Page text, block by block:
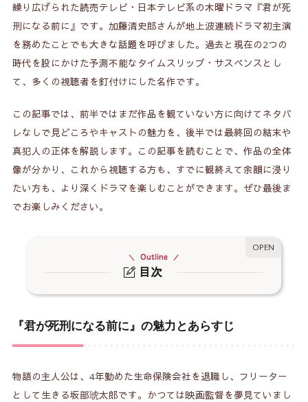
繰り広げられた読売テレビ・日本テレビ系の木曜ドラマ『君が死
刑になる前に』です。加藤清史郎さんが地上波連続ドラマ初主演
を務めたことでも大きな話題を呼びました。過去と現在の2つの
時代を股にかけた予測不能なタイムスリップ・サスペンスとし
て、多くの視聴者を釘付けにした名作です。
この記事では、前半ではまだ作品を観ていない方に向けてネタバ
レなしで見どころやキャストの魅力を、後半では最終回の結末や
真犯人の正体を解説します。この記事を読むことで、作品の全体
像が分かり、これから視聴する方も、すでに観終えて余韻に浸り
たい方も、より深くドラマを楽しむことができます。ぜひ最後ま
でお楽しみください。
目次
Outline
1.
2.実力派キャストと作品を彩る主題歌
最終回の結末と真犯人の正体を徹底解説
4.過去の改変とラストシーンの再会がもたらす感動
『君が死刑になる前に』の魅力とあらすじ
物語の主人公は、4年勤めた生命保険会社を退職し、フリーター
として生きる坂部琥太郎です。かつては映画監督を夢見ていまし